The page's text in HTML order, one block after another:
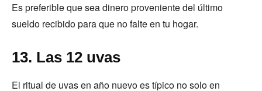
Es preferible que sea dinero proveniente del último
sueldo recibido para que no falte en tu hogar.
13. Las 12 uvas
El ritual de uvas en año nuevo es típico no solo en